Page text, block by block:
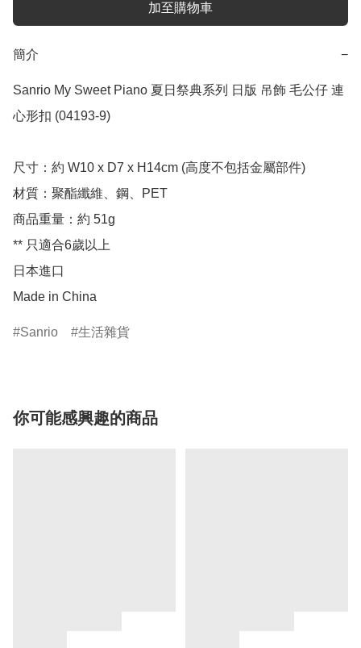
加至購物車
簡介 −
Sanrio My Sweet Piano 夏日祭典系列 日版 吊飾 毛公仔 連
心形扣 (04193-9)
尺寸：約 W10 x D7 x H14cm (高度不包括金屬部件)
材質：聚酯纖維、鋼、PET
商品重量：約 51g
** 只適合6歲以上
日本進口
Made in China
Sanrio 生活雜貨
你可能感興趣的商品